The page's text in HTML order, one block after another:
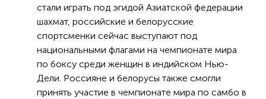
стали играть под эгидой Азиатской федерации
шахмат, российские и белорусские
спортсменки сейчас выступают под
национальными флагами на чемпионате мира
по боксу среди женщин в индийском Нью-
Дели. Россияне и белорусы также смогли
принять участие в чемпионате мира по самбо в